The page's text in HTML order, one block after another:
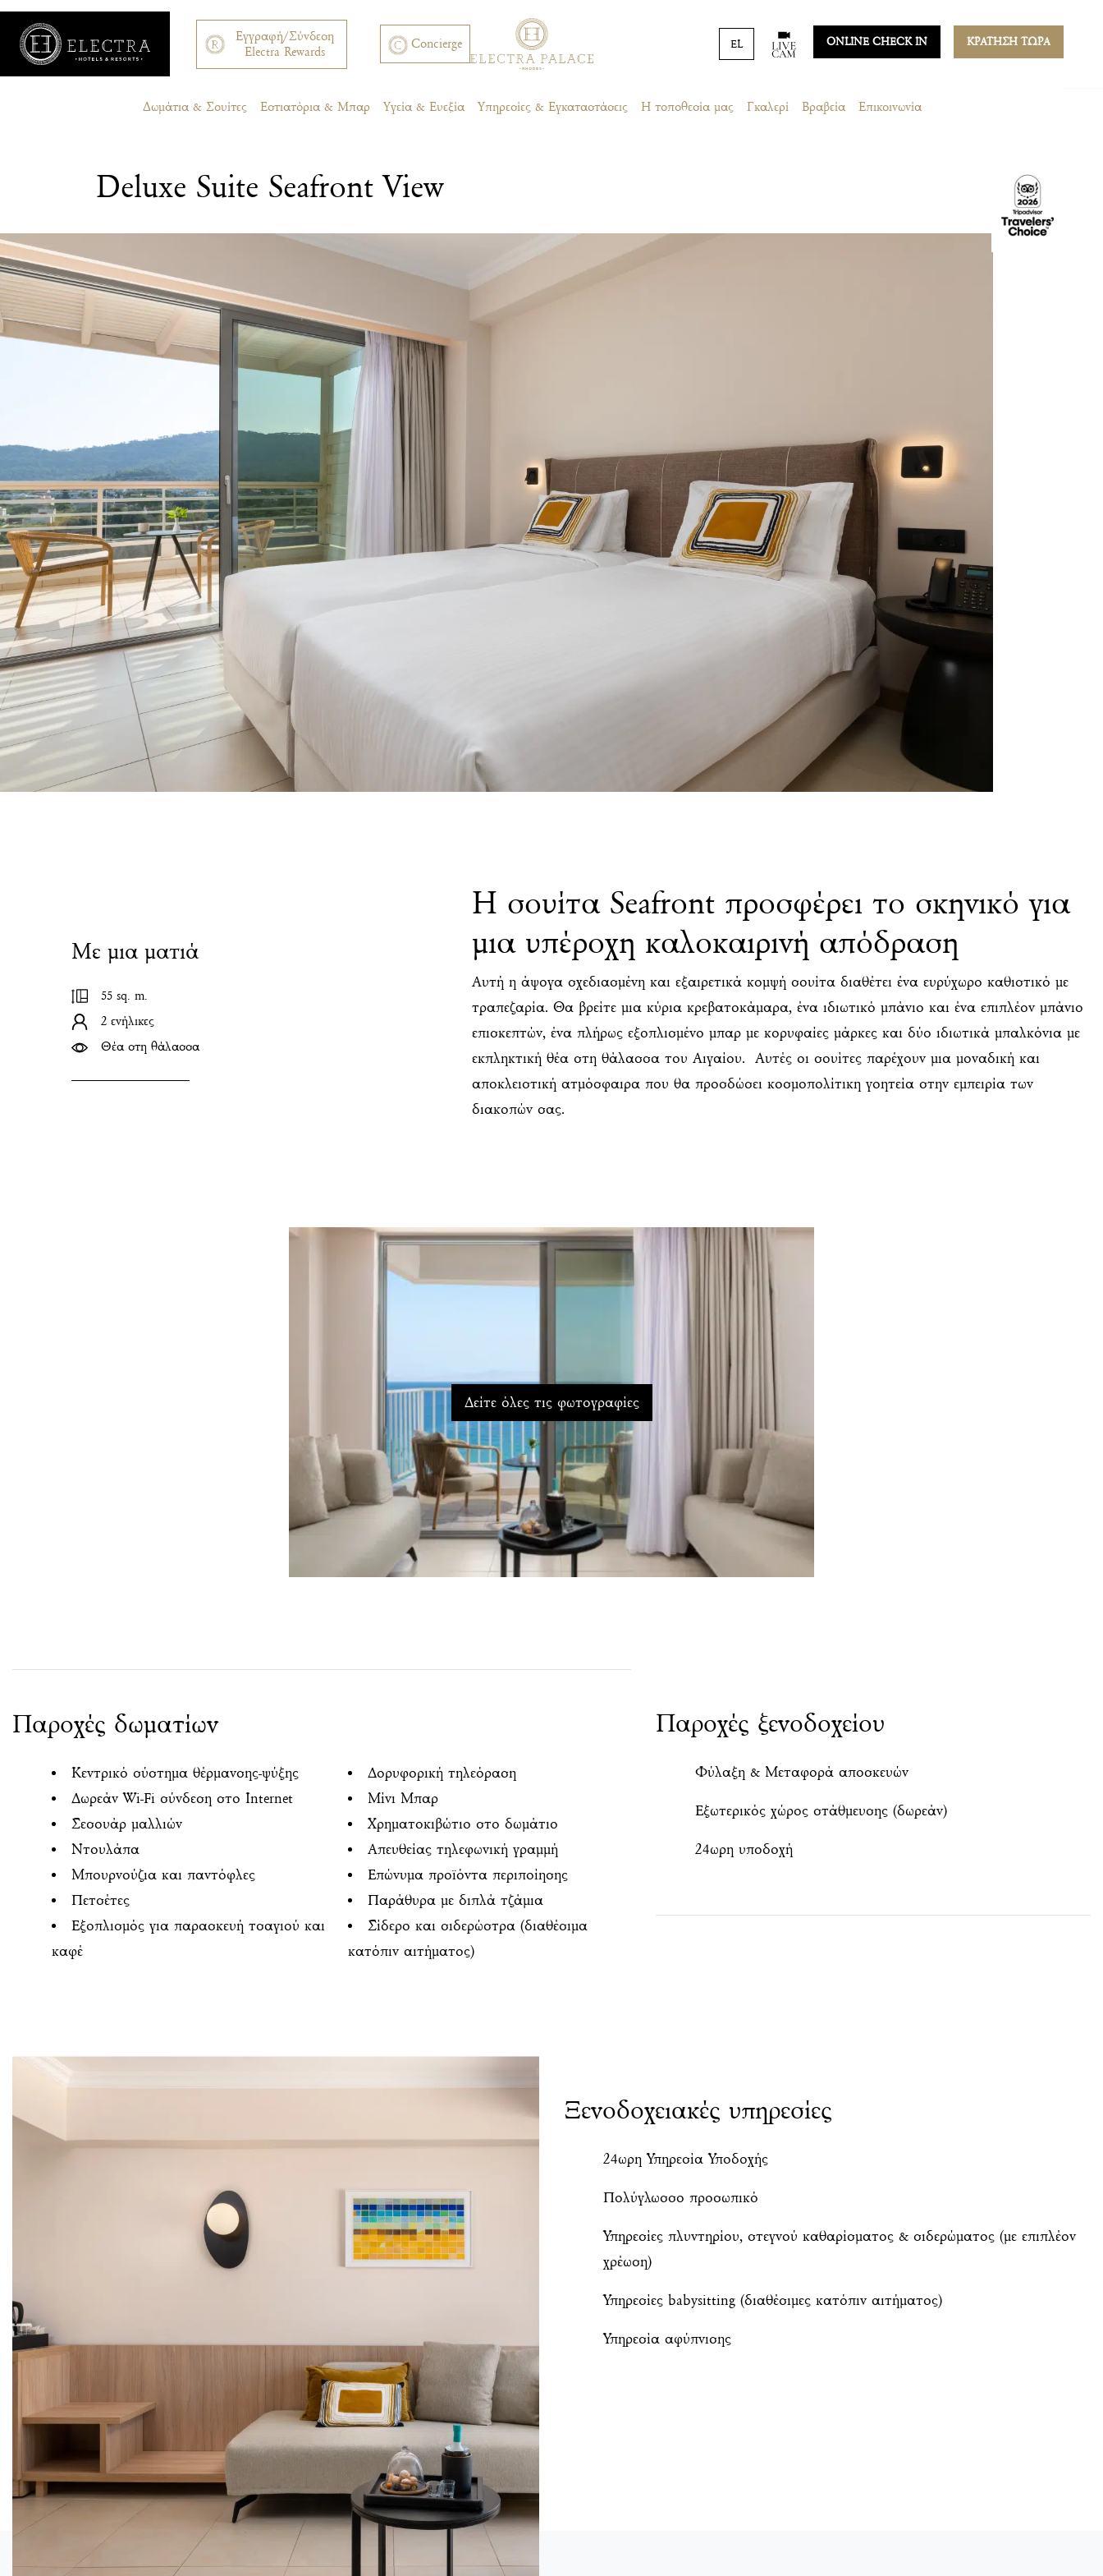
Εγγραφή/Σύνδεση
Electra Rewards
Concierge EL ONLINE CHECK IN ΚΡΑΤΗΣΗ ΤΩΡΑ
Δωμάτια & Σουίτες Εστιατόρια & Μπαρ Υγεία & Ευεξία Υπηρεσίες & Εγκαταστάσεις Η τοποθεσία μας Γκαλερί Βραβεία Επικοινωνία
Deluxe Suite Seafront View
Με μια ματιά
55 sq. m.
2 ενήλικες
Θέα στη θάλασσα
Η σουίτα Seafront προσφέρει το σκηνικό για
μια υπέροχη καλοκαιρινή απόδραση
Αυτή η άψογα σχεδιασμένη και εξαιρετικά κομψή σουίτα διαθέτει ένα ευρύχωρο καθιστικό με
τραπεζαρία. Θα βρείτε μια κύρια κρεβατοκάμαρα, ένα ιδιωτικό μπάνιο και ένα επιπλέον μπάνιο
επισκεπτών, ένα πλήρως εξοπλισμένο μπαρ με κορυφαίες μάρκες και δύο ιδιωτικά μπαλκόνια με
εκπληκτική θέα στη θάλασσα του Αιγαίου. Αυτές οι σουίτες παρέχουν μια μοναδική και
αποκλειστική ατμόσφαιρα που θα προσδώσει κοσμοπολίτικη γοητεία στην εμπειρία των
διακοπών σας.
Δείτε όλες τις φωτογραφίες
Παροχές δωματίων
Κεντρικό σύστημα θέρμανσης-ψύξης
Δωρεάν Wi-Fi σύνδεση στο Internet
Σεσουάρ μαλλιών
Ντουλάπα
Μπουρνούζια και παντόφλες
Πετσέτες
Εξοπλισμός για παρασκευή τσαγιού και
καφέ
Δορυφορική τηλεόραση
Μίνι Μπαρ
Χρηματοκιβώτιο στο δωμάτιο
Απευθείας τηλεφωνική γραμμή
Επώνυμα προϊόντα περιποίησης
Παράθυρα με διπλά τζάμια
Σίδερο και σιδερώστρα (διαθέσιμα
κατόπιν αιτήματος)
Παροχές ξενοδοχείου
Φύλαξη & Μεταφορά αποσκευών
Εξωτερικός χώρος στάθμευσης (δωρεάν)
24ωρη υποδοχή
Ξενοδοχειακές υπηρεσίες
24ωρη Υπηρεσία Υποδοχής
Πολύγλωσσο προσωπικό
Υπηρεσίες πλυντηρίου, στεγνού καθαρίσματος & σιδερώματος (με επιπλέον
χρέωση)
Υπηρεσίες babysitting (διαθέσιμες κατόπιν αιτήματος)
Υπηρεσία αφύπνισης